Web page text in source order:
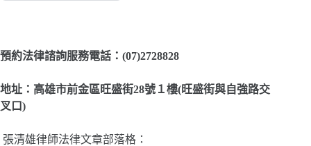
預約法律諮詢服務電話：(07)2728828
地址：高雄市前金區旺盛街28號１樓(旺盛街與自強路交
叉口)
張清雄律師法律文章部落格：